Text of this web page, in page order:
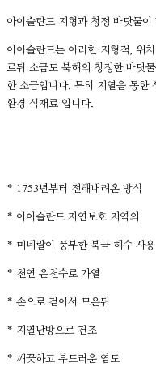
아이슬란드 지형과 청정 바닷물
아이슬란드는 이러한 지형적, 위
르뒤 소금도 북해의 청정한 바닷
한 소금입니다. 특히 지열을 통한
환경 식재료 입니다.
* 1753년부터 전해내려온 방식
* 아이슬란드 자연보호 지역의
* 미네랄이 풍부한 북극 해수 사용
* 천연 온천수로 가열
* 손으로 걷어서 모은뒤
* 지열난방으로 건조
* 깨끗하고 부드러운 염도